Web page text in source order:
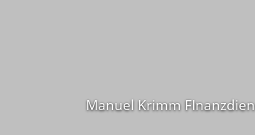
Manuel Krimm
bei Ihnen ?